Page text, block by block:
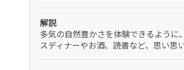
解説
多気の自然豊かさを体験できるよう
スディナーやお酒、読書など、思い思